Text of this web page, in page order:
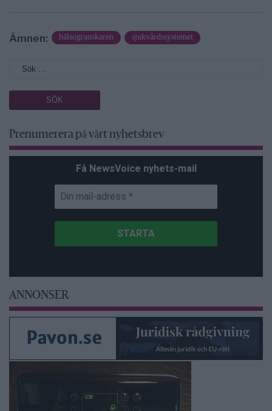
Ämnen: hälsogranskaren sjukvårdssystemet
Prenumerera på vårt nyhetsbrev
Få NewsVoice nyhets-mail
ANNONSER